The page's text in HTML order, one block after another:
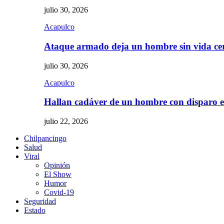
julio 30, 2026
Acapulco
Ataque armado deja un hombre sin vida
julio 30, 2026
Acapulco
Hallan cadáver de un hombre con disparo
julio 22, 2026
Chilpancingo
Salud
Viral
Opinión
El Show
Humor
Covid-19
Seguridad
Estado